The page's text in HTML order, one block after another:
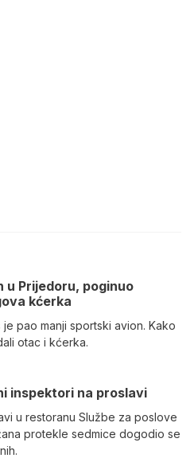
u Prijedoru, poginuo
kćerka
pao manji sportski avion. Kako
otac i kćerka.
inspektori na proslavi
u restoranu Službe za poslove
protekle sedmice dogodio se